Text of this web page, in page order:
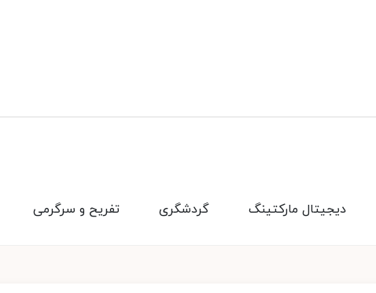
تفریح و سرگرمی گردشگری دیجیتال مارکتینگ